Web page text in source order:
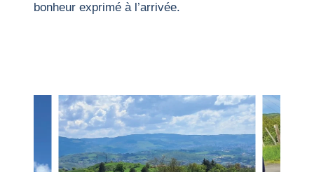
bonheur exprimé à l’arrivée.